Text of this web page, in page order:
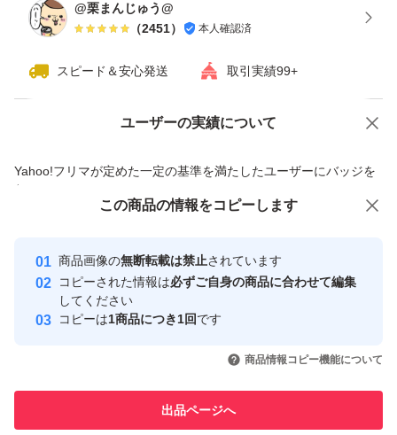
@栗まんじゅう@
（2451） 本人確認済
スピード＆安心発送 取引実績99+
ユーザーの実績について
Yahoo!フリマが定めた一定の基準を満たしたユーザーにバッジを
付与しています
安心取引出品者
心・安全なユーザーです
取引実績
引を完了させた実績があります
での取引実績があります
価格の相談 商品への質問
この商品の情報をコピーします
商品画像の無断転載は禁止されています
コピーされた情報は必ずご自身の商品に合わせて編集
してください
コピーは1商品につき1回です
商品情報コピー機能について
出品ページへ
この商品をみている人にオススメ